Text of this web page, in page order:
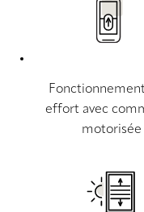
effort avec
motorisée